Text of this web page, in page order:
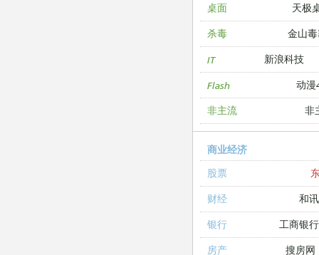
桌面 天极
杀毒 金山
IT 新浪科技
Flash 动漫
非主流 非
商业经济
股票
财经 和
银行 工商银行
房产 搜房网